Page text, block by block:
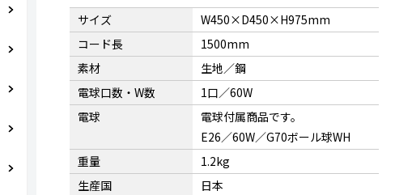
サイズ
W450×D450×H975mm
コード長
1500mm
素材
生地／鋼
電球口数・W数
1口／60W
電球
電球付属商品です。
E26／60W／G70ボール球WH
重量
1.2kg
生産国
日本